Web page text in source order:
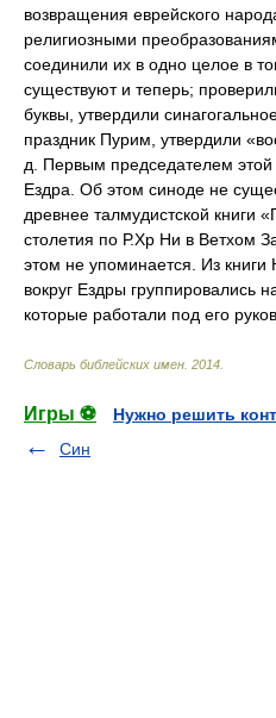
возвращения еврейского
религиозными
соединили их в одно целое в
существуют и теперь;
буквы, утвердили
праздник Пурим, утвердили
д. Первым председателем
Ездра. Об этом синоде не
древнее талмудистской книги
столетия по Р.Хр Ни в Ветхом
этом не упоминается. Из книги
вокруг Ездры
которые работали под его
Словарь библейских имен 2014
Игры ⚽
Нужно решить
Син